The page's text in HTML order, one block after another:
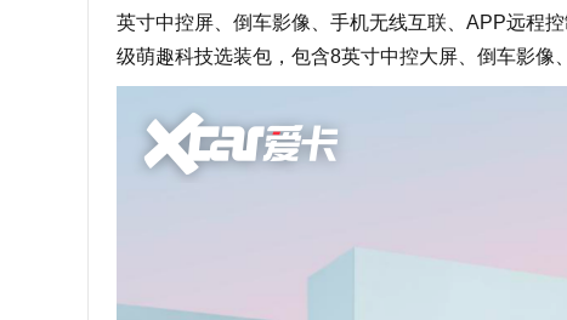
英寸中控屏、倒车影像、手机无线互联、APP远程
级萌趣科技选装包，包含8英寸中控大屏、倒车影像